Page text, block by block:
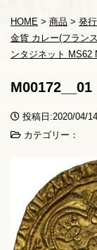
HOME > 商品 > 発
金貨 カレー(フラン
ンタジネット MS62
M00172__01
投稿日:2020/04/
カテゴリー：